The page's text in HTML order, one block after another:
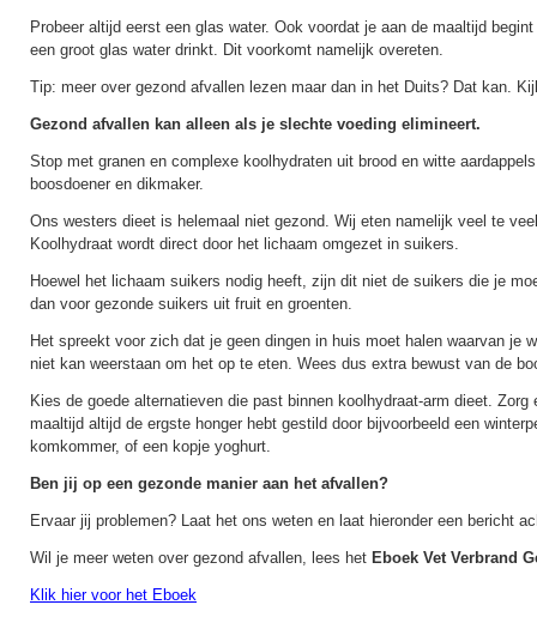
Probeer altijd eerst een glas water. Ook voordat je aan de maaltijd
een groot glas water drinkt. Dit voorkomt namelijk overeten.
Tip: meer over gezond afvallen lezen maar dan in het Duits? Dat kan.
Gezond afvallen kan alleen als je slechte voeding elimineert.
Stop met granen en complexe koolhydraten uit brood en witte
boosdoener en dikmaker.
Ons westers dieet is helemaal niet gezond. Wij eten namelijk veel te
Koolhydraat wordt direct door het lichaam omgezet in suikers.
Hoewel het lichaam suikers nodig heeft, zijn dit niet de suikers die je
dan voor gezonde suikers uit fruit en groenten.
Het spreekt voor zich dat je geen dingen in huis moet halen waarvan je
niet kan weerstaan om het op te eten. Wees dus extra bewust van de
Kies de goede alternatieven die past binnen koolhydraat-arm dieet. Zorg
maaltijd altijd de ergste honger hebt gestild door bijvoorbeeld een
komkommer, of een kopje yoghurt.
Ben jij op een gezonde manier aan het afvallen?
Ervaar jij problemen? Laat het ons weten en laat hieronder een bericht
Wil je meer weten over gezond afvallen, lees het Eboek Vet Verbrand
Klik hier voor het Eboek